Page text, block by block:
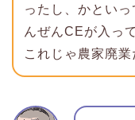
ったし、かとい
んぜんCEが入っ
これじゃ農家廃業